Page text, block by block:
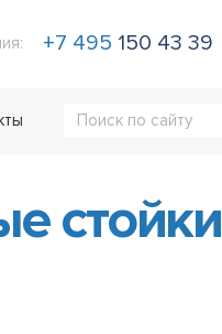
+7 495 150 43 39
стойки